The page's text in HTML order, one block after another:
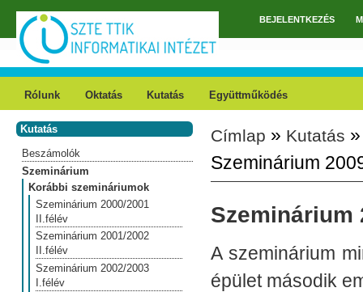
Ugrás a tartalomra
FőmenüBEJELENTKEZÉS
Rólunk Oktatás Kutatás Együttműködés
Jelenlegi hely
Címlap » Kutatás
Szeminárium
Szeminárium
A szeminárium
épület második
Kutatás
Beszámolók
Szeminárium
Korábbi szemináriumok
Szeminárium 2000/2001
II.félév
Szeminárium 2001/2002
II.félév
Szeminárium 2002/2003
I.félév